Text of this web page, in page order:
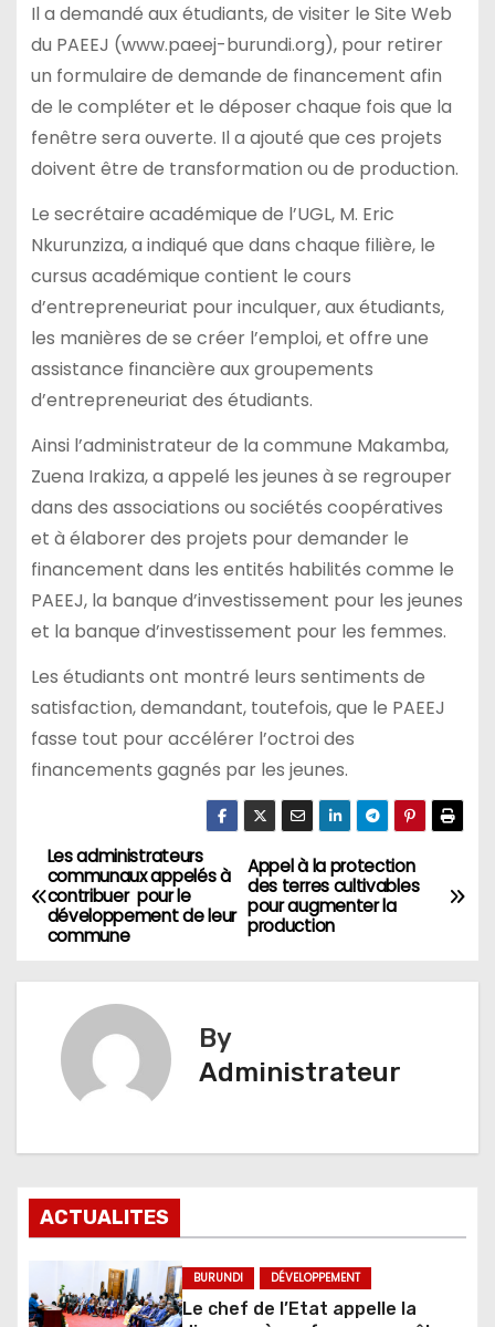
Il a demandé aux étudiants, de visiter le Site Web
du PAEEJ (www.paeej-burundi.org), pour retirer
un formulaire de demande de financement afin
de le compléter et le déposer chaque fois que la
fenêtre sera ouverte. Il a ajouté que ces projets
doivent être de transformation ou de production.
Le secrétaire académique de l’UGL, M. Eric
Nkurunziza, a indiqué que dans chaque filière, le
cursus académique contient le cours
d’entrepreneuriat pour inculquer, aux étudiants,
les manières de se créer l’emploi, et offre une
assistance financière aux groupements
d’entrepreneuriat des étudiants.
Ainsi l’administrateur de la commune Makamba,
Zuena Irakiza, a appelé les jeunes à se regrouper
dans des associations ou sociétés coopératives
et à élaborer des projets pour demander le
financement dans les entités habilités comme le
PAEEJ, la banque d’investissement pour les jeunes
et la banque d’investissement pour les femmes.
Les étudiants ont montré leurs sentiments de
satisfaction, demandant, toutefois, que le PAEEJ
fasse tout pour accélérer l’octroi des
financements gagnés par les jeunes.
Navigation
de
Appel à la protection
des terres cultivables
pour augmenter la
production
Les administrateurs
communaux appelés à
contribuer pour le
développement de leur
commune
By
Administrateur
ACTUALITES
BURUNDI DÉVELOPPEMENT
Le chef de l’Etat appelle la